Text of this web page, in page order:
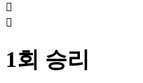


1회 승리